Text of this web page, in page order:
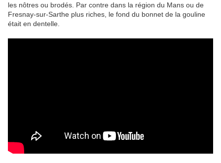
les nôtres ou brodés. Par contre dans la région du Mans ou de
Fresnay-sur-Sarthe plus riches, le fond du bonnet de la gouline
était en dentelle.